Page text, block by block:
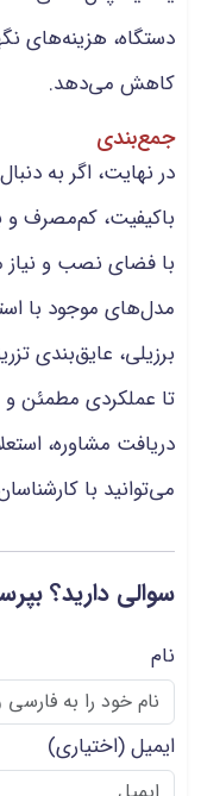
دستگاه، هزینه‌های
کاهش می‌دهد.
جمع‌بندی
در نهایت، اگر به
باکیفیت، کم‌مصرف و
با فضای نصب و نیاز
مدل‌های موجود با
برزیلی، عایق‌بندی
تا عملکردی مطمئن و
دریافت مشاوره،
می‌توانید با
سوالی دارید؟
نام
ایمیل(اختیاری)